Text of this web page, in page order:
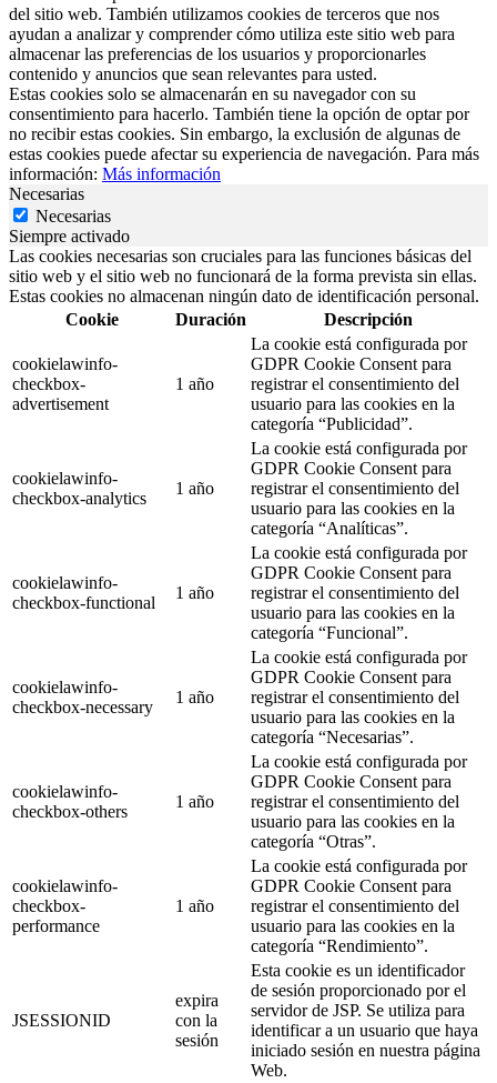
del sitio web. También utilizamos cookies de terceros que nos
ayudan a analizar y comprender cómo utiliza este sitio web para
almacenar las preferencias de los usuarios y proporcionarles
contenido y anuncios que sean relevantes para usted.
Estas cookies solo se almacenarán en su navegador con su
consentimiento para hacerlo. También tiene la opción de optar por
no recibir estas cookies. Sin embargo, la exclusión de algunas de
estas cookies puede afectar su experiencia de navegación. Para más
información: Más información
Necesarias
Necesarias
Siempre activado
Las cookies necesarias son cruciales para las funciones básicas del
sitio web y el sitio web no funcionará de la forma prevista sin ellas.
Estas cookies no almacenan ningún dato de identificación personal.
Cookie
Duración Descripción
cookielawinfo-
checkbox-
advertisement
1 año
La cookie está configurada por
GDPR Cookie Consent para
registrar el consentimiento del
usuario para las cookies en la
categoría “Publicidad”.
cookielawinfo-
checkbox-analytics
1 año
La cookie está configurada por
GDPR Cookie Consent para
registrar el consentimiento del
usuario para las cookies en la
categoría “Analíticas”.
cookielawinfo-
checkbox-functional
1 año
La cookie está configurada por
GDPR Cookie Consent para
registrar el consentimiento del
usuario para las cookies en la
categoría “Funcional”.
cookielawinfo-
checkbox-necessary
1 año
La cookie está configurada por
GDPR Cookie Consent para
registrar el consentimiento del
usuario para las cookies en la
categoría “Necesarias”.
cookielawinfo-
checkbox-others
1 año
La cookie está configurada por
GDPR Cookie Consent para
registrar el consentimiento del
usuario para las cookies en la
categoría “Otras”.
cookielawinfo-
checkbox-
performance
1 año
La cookie está configurada por
GDPR Cookie Consent para
registrar el consentimiento del
usuario para las cookies en la
categoría “Rendimiento”.
JSESSIONID
expira
con la
sesión
Esta cookie es un identificador
de sesión proporcionado por el
servidor de JSP. Se utiliza para
identificar a un usuario que haya
iniciado sesión en nuestra página
Web.